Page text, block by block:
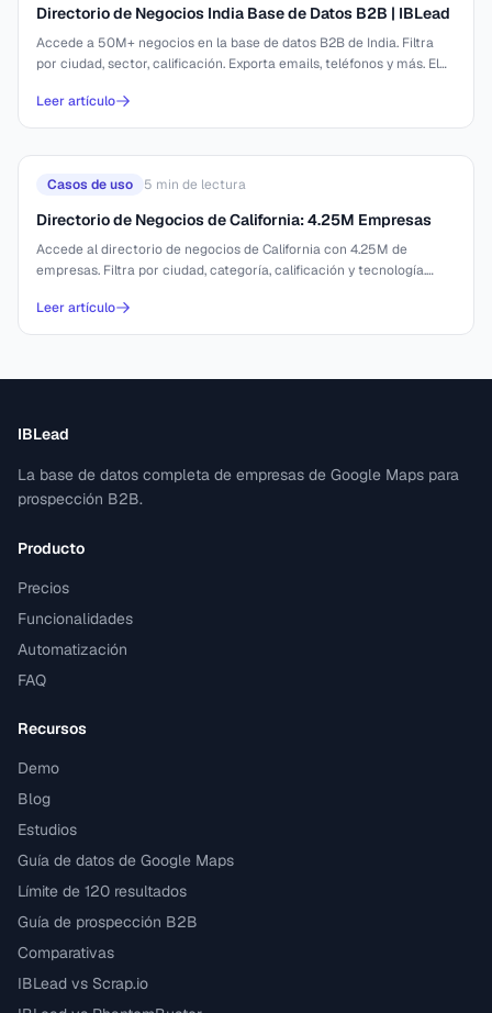
Directorio de Negocios India Base de Datos B2B | IBLead
Accede a 50M+ negocios en la base de datos B2B de India. Filtra
por ciudad, sector, calificación. Exporta emails, teléfonos y más. El
Leer artículo
Casos de uso 5 min de lectura
Directorio de Negocios de California: 4.25M Empresas
Accede al directorio de negocios de California con 4.25M de
empresas. Filtra por ciudad, categoría, calificación y tecnología.
Leer artículo
IBLead
La base de datos completa de empresas de Google Maps para
prospección B2B.
Producto
Precios
Funcionalidades
Automatización
FAQ
Recursos
Demo
Blog
Estudios
Guía de datos de Google Maps
Límite de 120 resultados
Guía de prospección B2B
Comparativas
IBLead vs Scrap.io